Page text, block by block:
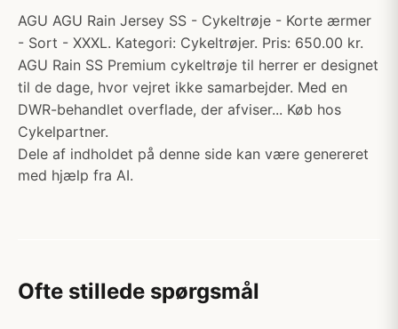
AGU AGU Rain Jersey SS - Cykeltrøje - Korte ærmer
- Sort - XXXL. Kategori: Cykeltrøjer. Pris: 650.00 kr.
AGU Rain SS Premium cykeltrøje til herrer er designet
til de dage, hvor vejret ikke samarbejder. Med en
DWR-behandlet overflade, der afviser... Køb hos
Cykelpartner.
Dele af indholdet på denne side kan være genereret
med hjælp fra AI.
Ofte stillede spørgsmål